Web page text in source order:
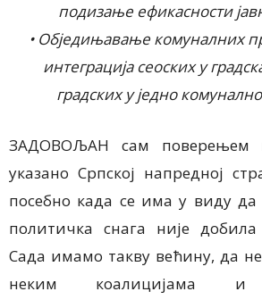
подизање ефикасности
• Обједињавање комуналних
интеграција сеоских у
градских у једно
ЗАДОВОЉАН сам поверењем
указано Српској напредној
посебно када се има у виду да
политичка снага није
Сада имамо такву већину, да
неким коалицијама и